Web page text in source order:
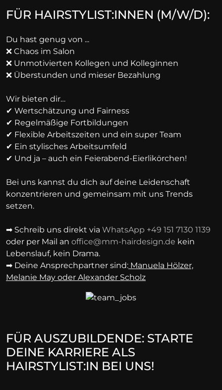
FÜR HAIRSTYLIST:INNEN (M/W/D):
Du hast genug von ...
❌ Chaos im Salon
❌ Unmotivierten Kollegen und Kolleginnen
❌ Überstunden und mieser Bezahlung
Wir bieten dir…
✔ Wertschätzung und Fairness
✔ Regelmäßige Fortbildungen
✔ Flexible Arbeitszeiten und ein super Team
✔ Ein stylisches Arbeitsumfeld
✔ Und ja – auch ein Feierabend-Eierlikörchen!
Bei uns kannst du dich auf deine Leidenschaft
konzentrieren und gemeinsam mit uns Trends
setzen.
➡ Schreib uns direkt via WhatsApp +49 151 7130 1139
oder per Mail an office@mm-hairdesign.de kein
Lebenslauf, kein Drama.
➡ Deine Ansprechpartner sind: Manuela Hölzer,
Melanie May oder Alexander Scholz
FÜR AUSZUBILDENDE: STARTE
DEINE KARRIERE ALS
HAIRSTYLIST:IN BEI UNS!